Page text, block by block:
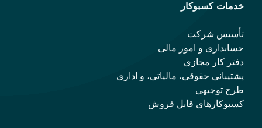
خدمات کسبوکار
تأسیس شرکت
حسابداری و امور مالی
دفتر کار مجازی
پشتیبانی حقوقی، مالیاتی، و اداری
طرح توجیهی
کسبوکارهای قابل فروش